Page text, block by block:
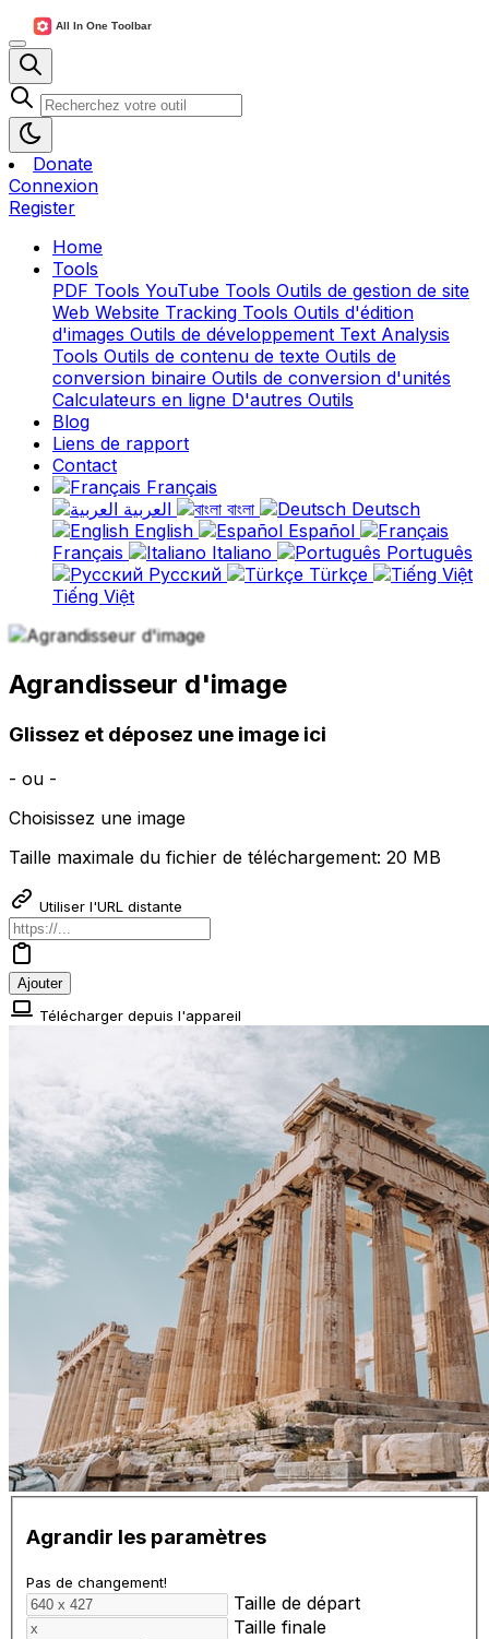
Donate
Connexion
Register
Home
Tools
PDF Tools YouTube Tools Outils de gestion de site
Web Website Tracking Tools Outils d'édition
d'images Outils de développement Text Analysis
Tools Outils de contenu de texte Outils de
conversion binaire Outils de conversion d'unités
Calculateurs en ligne D'autres Outils
Blog
Liens de rapport
Contact
Français
বাংলা
Deutsch
English
Español
Français
Italiano
Português
Русский
Türkçe
Tiếng Việt
Agrandisseur d'image
Glissez et déposez une image ici
- ou -
Choisissez une image
Taille maximale du fichier de téléchargement: 20 MB
Utiliser l'URL distante
Ajouter
Télécharger depuis l'appareil
Agrandir les paramètres
Pas de changement!
Taille de départ
Taille finale